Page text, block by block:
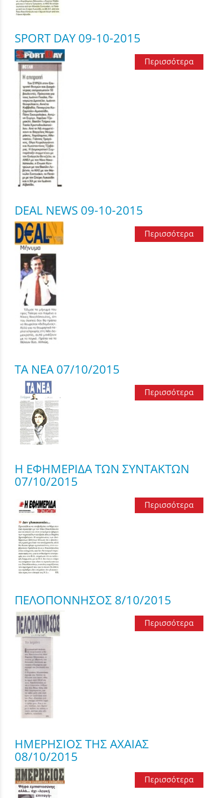
SPORT DAY 09-10-2015
Περισσότερα
DEAL NEWS 09-10-2015
Περισσότερα
ΤΑ ΝΕΑ 07/10/2015
Περισσότερα
Η ΕΦΗΜΕΡΙΔΑ ΤΩΝ ΣΥΝΤΑΚΤΩΝ
07/10/2015
Περισσότερα
ΠΕΛΟΠΟΝΝΗΣΟΣ 8/10/2015
Περισσότερα
ΗΜΕΡΗΣΙΟΣ ΤΗΣ ΑΧΑΙΑΣ
08/10/2015
Περισσότερα